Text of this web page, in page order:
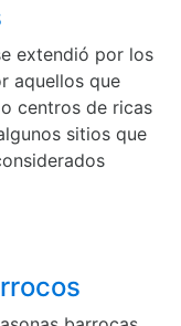
extendió por los
aquellos que
centros de ricas
sitios que